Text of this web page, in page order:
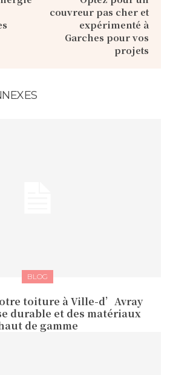
couvreur pas cher et
expérimenté à
Garches pour vos
projets
BLOG
toiture à Ville-d’Avray
durable et des matériaux
de gamme